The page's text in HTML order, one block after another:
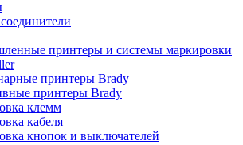
принтеры и системы маркировки
принтеры Brady
принтеры Brady
клемм
кабеля
кнопок и выключателей